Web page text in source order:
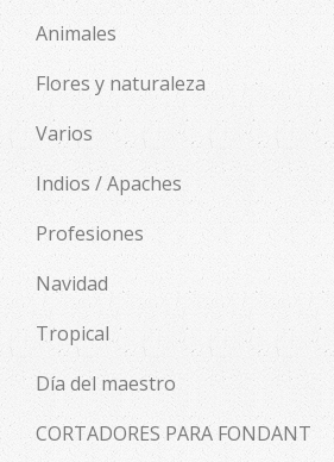
Animales
Flores y naturaleza
Varios
Indios / Apaches
Profesiones
Navidad
Tropical
Día del maestro
CORTADORES PARA FONDANT